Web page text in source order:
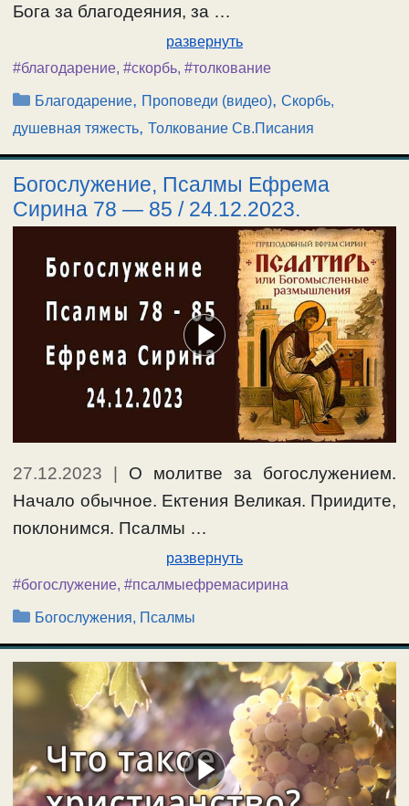
Бога за благодеяния, за …
развернуть
#благодарение, #скорбь, #толкование
Рубрики
Благодарение, Проповеди (видео),Скорбь,
душевная тяжесть, Толкование Св.Писания
Богослужение, Псалмы Ефрема
Сирина 78 — 85 / 24.12.2023.
27.12.2023 | О молитве за богослужением.
Начало обычное. Ектения Великая. Приидите,
поклонимся. Псалмы …
развернуть
#богослужение, #псалмыефремасирина
Рубрики
Богослужения, Псалмы